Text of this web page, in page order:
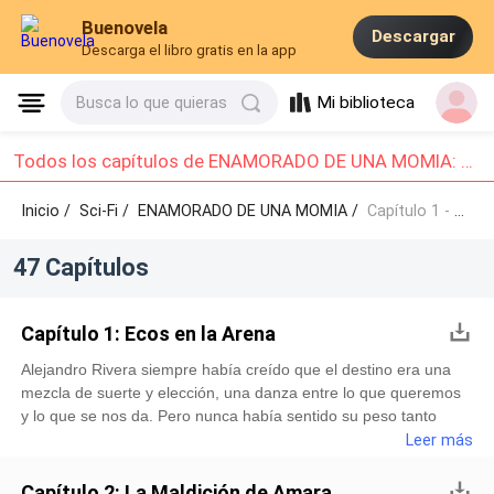
Buenovela
Descarga el libro gratis en la app
Descargar
Busca lo que quieras Mi biblioteca
Todos los capítulos de ENAMORADO DE UNA MOMIA: Capítulo 1 - Capítulo 10
Inicio / Sci-Fi/ENAMORADO DE UNA MOMIA / Capítulo 1 - Capítulo 10
47 Capítulos
Capítulo 1: Ecos en la Arena
Alejandro Rivera siempre había creído que el destino era una
mezcla de suerte y elección, una danza entre lo que queremos
y lo que se nos da. Pero nunca había sentido su peso tanto
como en aquel caluroso día en el corazón del desierto egipcio,
luz del sol era implacable, golpeando la vasta extensión de
Leer más